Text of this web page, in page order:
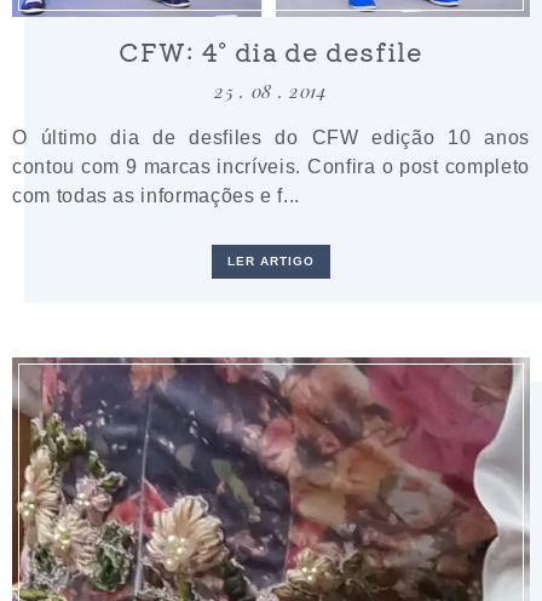
CFW: 4º dia de desfile
25 . 08 . 2014
O último dia de desfiles do CFW edição 10 anos
contou com 9 marcas incríveis. Confira o post completo
com todas as informações e f...
LER ARTIGO